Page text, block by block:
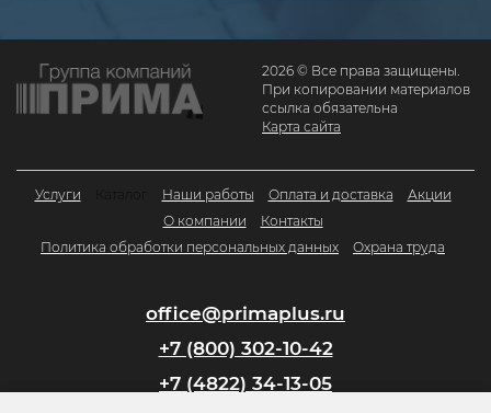
2026 © Все права защищены.
При копировании материалов
ссылка обязательна
Карта сайта
Услуги Наши работы Оплата и доставка
Акции
О компании
Контакты
Политика обработки персональных данных
Охрана труда
office@primaplus.ru
+7 (800) 302-10-42
+7 (4822) 34-13-05